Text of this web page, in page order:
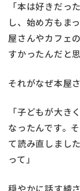
「本は好きだっ
し、始め方もま
屋さんやカフェ
すかったんだと
それがなぜ本屋
「子どもが大き
なったんです。
て読み直しまし
って」
穏やかに話す綾